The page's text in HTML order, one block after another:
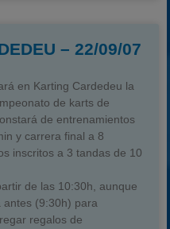
– 22/09/07
en Karting Cardedeu la
de karts de
de entrenamientos
y carrera final a 8
inscritos a 3 tandas de 10
de las 10:30h, aunque
antes (9:30h) para
regalos de